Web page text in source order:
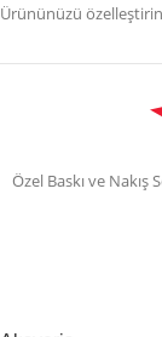
Ürününüzü
Özel Baskı ve